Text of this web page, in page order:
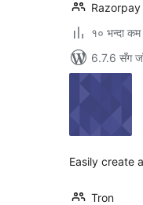
Razorpay
१० भन्दा
6.7.6 सँग
Easily create
Tron